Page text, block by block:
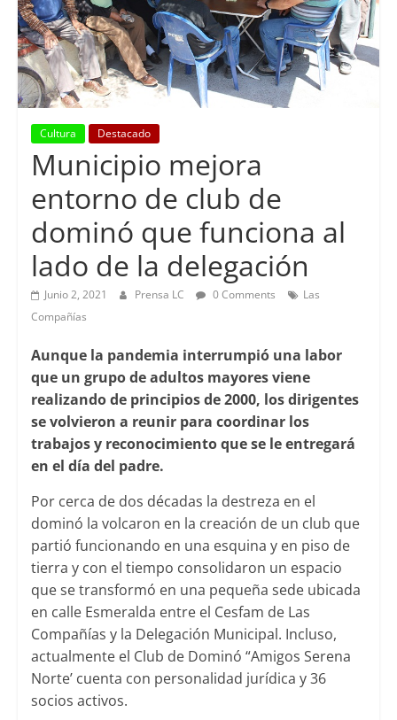
Cultura Destacado
Municipio mejora
entorno de club de
dominó que funciona al
lado de la delegación
Junio 2, 2021 Prensa LC 0 Comments
Las
Compañías
Aunque la pandemia interrumpió una labor
que un grupo de adultos mayores viene
realizando de principios de 2000, los dirigentes
se volvieron a reunir para coordinar los
trabajos y reconocimiento que se le entregará
en el día del padre.
Por cerca de dos décadas la destreza en el
dominó la volcaron en la creación de un club que
partió funcionando en una esquina y en piso de
tierra y con el tiempo consolidaron un espacio
que se transformó en una pequeña sede ubicada
en calle Esmeralda entre el Cesfam de Las
Compañías y la Delegación Municipal. Incluso,
actualmente el Club de Dominó “Amigos Serena
Norte’ cuenta con personalidad jurídica y 36
socios activos.